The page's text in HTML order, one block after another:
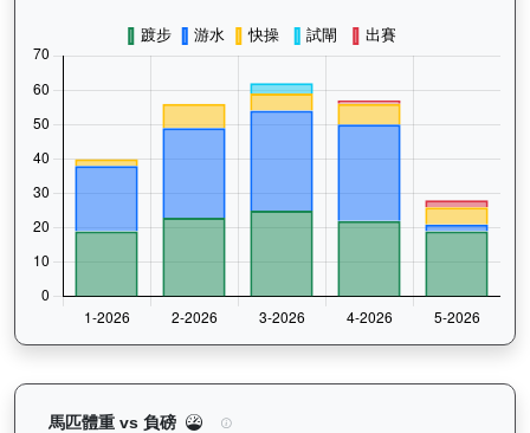
馬匹體重 vs 負磅 煌上（L301）— 馬匹體重與負磅走勢